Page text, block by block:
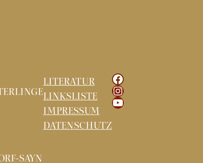
SAYN
LITERATUR
LINKSLISTE
IMPRESSUM
DATENSCHUTZ
Facebook
Instagram
YouTube